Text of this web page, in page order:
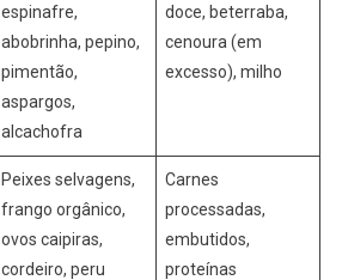
espinafre,
abobrinha, pepino,
pimentão,
aspargos,
alcachofra
doce, beterraba,
cenoura (em
excesso), milho
Peixes selvagens,
frango orgânico,
ovos caipiras,
cordeiro, peru
Carnes
processadas,
embutidos,
proteínas